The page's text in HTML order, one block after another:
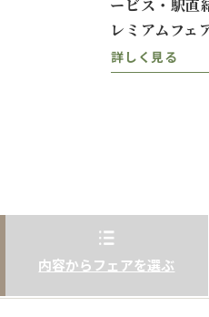
ービス・駅
レミアムフェ
詳しく見る
内容からフェアを選ぶ